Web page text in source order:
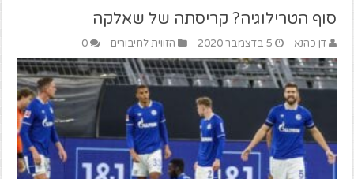
סוף הטרילוגיה? קריסתה של שאלקה
דן כהנא 5 בדצמבר 2020 הזווית לחיבורים 0